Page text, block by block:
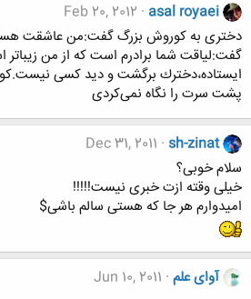
asal royaei
Feb 20, 2012
دختری به كوروش بزرگ گفت:من عاشقت
گفت:لیاقت شما برادرم است كه از من
ایستاده،دخترك برگشت و دید كسی‌
پشت سرت را نگاه نمی‌كردی
sh-zinat
Dec 31, 2011
سلام خوبی؟
خیلی وقته ازت خبری نیست!!!!!
امیدوارم هر جا که هستی سالم باشی$
آوای علم Jun 10, 2011